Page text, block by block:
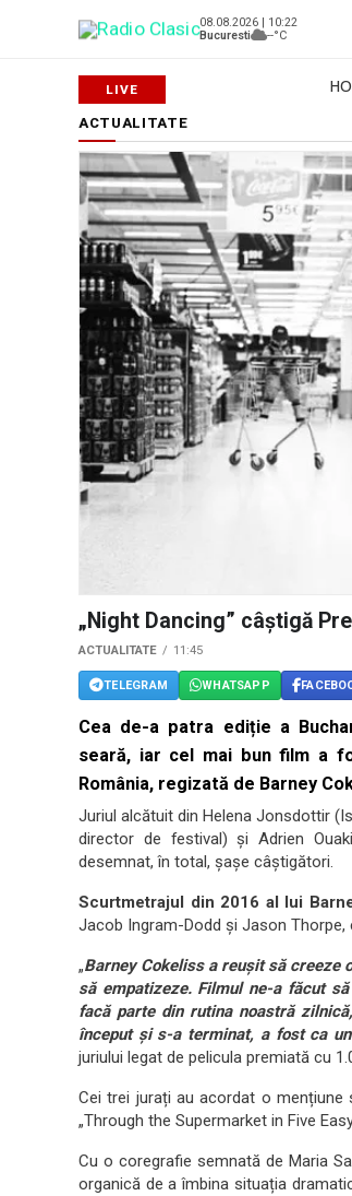
08.08.2026 | 10:22
Bucuresti
--°C
ACTUALITATE
„Night Dancing” câștigă
ACTUALITATE 11:45
TELEGRAM WHATSAPP
Cea de-a patra ediție a
seară, iar cel mai bun film a
România, regizată de Barney
Juriul alcătuit din Helena Jonsdottir
director de festival) şi Adrien
desemnat, în total, șașe câștigători.
Scurtmetrajul din 2016 al lui
Jacob Ingram-Dodd și Jason Thorpe,
„Barney Cokeliss a reușit să creeze
să empatizeze. Filmul ne-a făcut
facă parte din rutina noastră
început și s-a terminat, a fost ca
juriului legat de pelicula premiată cu
Cei trei jurați au acordat o mențiune
„Through the Supermarket in Five
Cu o coregrafie semnată de Maria
organică de a îmbina situația